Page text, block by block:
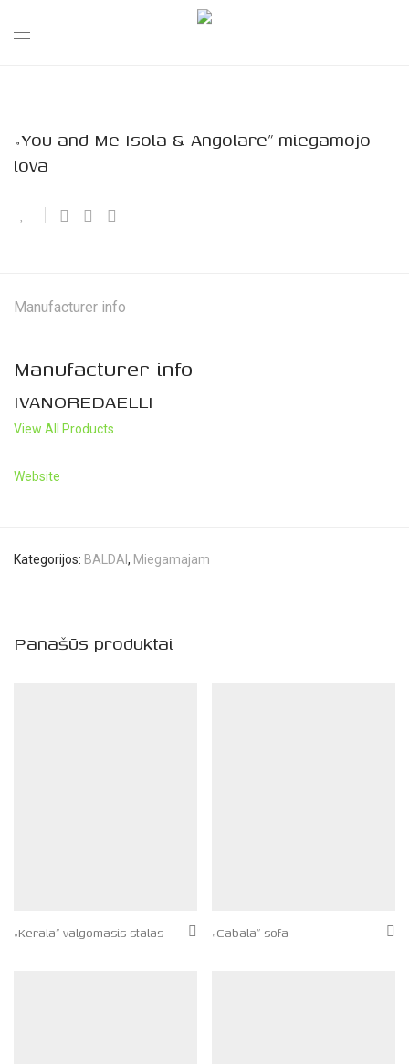
„You and Me Isola & Angolare” miegamojo
lova
Manufacturer info
Manufacturer info
IVANOREDAELLI
View All Products
Website
Kategorijos: BALDAI , Miegamajam
Panašūs produktai
„Kerala” valgomasis stalas „Cabala” sofa